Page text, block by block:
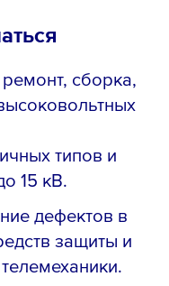
сборка,
типов и
15 кВ.
дефектов в
защиты и